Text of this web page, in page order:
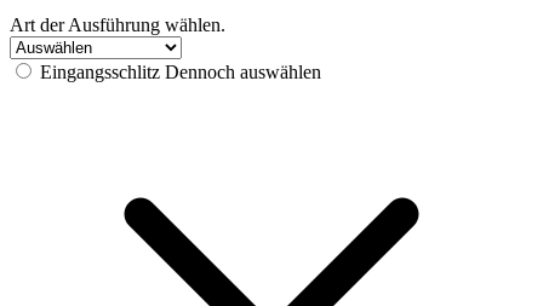
Art der Ausführung wählen.
Eingangsschlitz Dennoch auswählen